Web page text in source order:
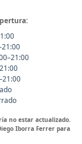
no estar actualizado.
Iborra Ferrer para